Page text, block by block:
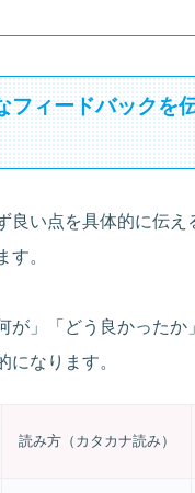
フィードバックを
良い点を具体的に伝え
す。
が」「どう良かったか
になります。
読み方（カタカナ読み）